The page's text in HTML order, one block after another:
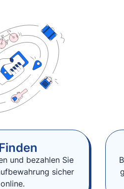
und bezahlen Sie
sicher
online.